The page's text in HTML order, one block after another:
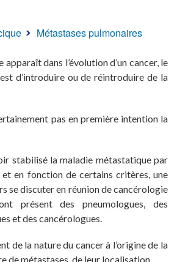
Métastases pulmonaires
apparaît dans l’évolution d’un cancer, le
d’introduire ou de réintroduire de la
pas en première intention la
stabilisé la maladie métastatique par
en fonction de certains critères, une
se discuter en réunion de cancérologie
présent des pneumologues, des
et des cancérologues.
de la nature du cancer à l’origine de la
de métastases, de leur localisation...